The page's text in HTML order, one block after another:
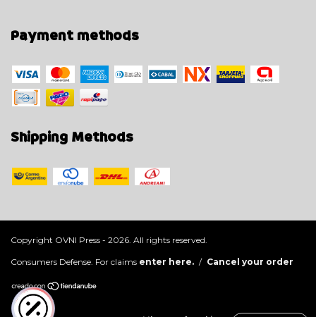
Payment methods
Shipping Methods
Copyright OVNI Press - 2026. All rights reserved.
Consumers Defense. For claims enter here. / Cancel your order